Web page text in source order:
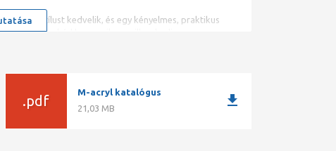
stílust kedvelik, és egy kényelmes, praktikus
hogy a kád harmonikusan illeszkedjen a
elegáns és modern megjelenést kölcsönöz
illeszkedik a test formájához, így
tartható, és jó hőtartásának köszönhetően mindig
.pdf
M-acryl katalógus
21,03 MB
download